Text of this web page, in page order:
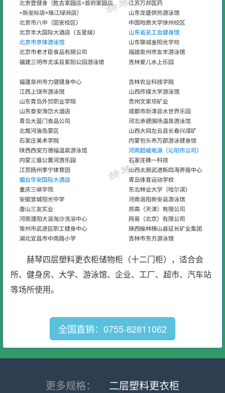
赫琴四层塑料更衣柜储物柜（十二门柜），适合会
所、健身房、大学、游泳馆、企业、工厂、超市、汽车站
等场所使用。
全国直销：0755-82811062
更多规格： 二层塑料更衣柜